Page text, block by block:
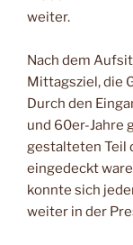
weiter.
Nach dem
Mittagsziel, die
Durch den
und 60er-Jahre
gestalteten Teil
eingedeckt
konnte sich
weiter in der